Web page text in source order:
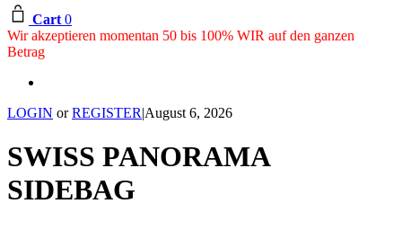
Cart 0
Wir akzeptieren momentan 50 bis 100% WIR auf den ganzen
Betrag
LOGIN orREGISTER|August 6, 2026
SWISS PANORAMA
SIDEBAG